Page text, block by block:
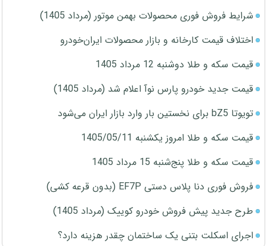
شرایط فروش فوری محصولات بهمن موتور (مرداد 1405)
اختلاف قیمت کارخانه و بازار محصولات ایران‌خودرو
قیمت سکه و طلا دوشنبه 12 مرداد 1405
قیمت جدید خودرو پارس نوآ اعلام شد (مرداد 1405)
تویوتا bZ5 برای نخستین بار وارد بازار ایران می‌شود
قیمت سکه و طلا امروز یکشنبه 1405/05/11
قیمت سکه و طلا پنج‌شنبه 15 مرداد 1405
فروش فوری دنا پلاس دستی EF7P (بدون قرعه کشی)
طرح جدید پیش فروش خودرو کوییک (مرداد 1405)
اجرای اسکلت بتنی یک ساختمان چقدر هزینه دارد؟